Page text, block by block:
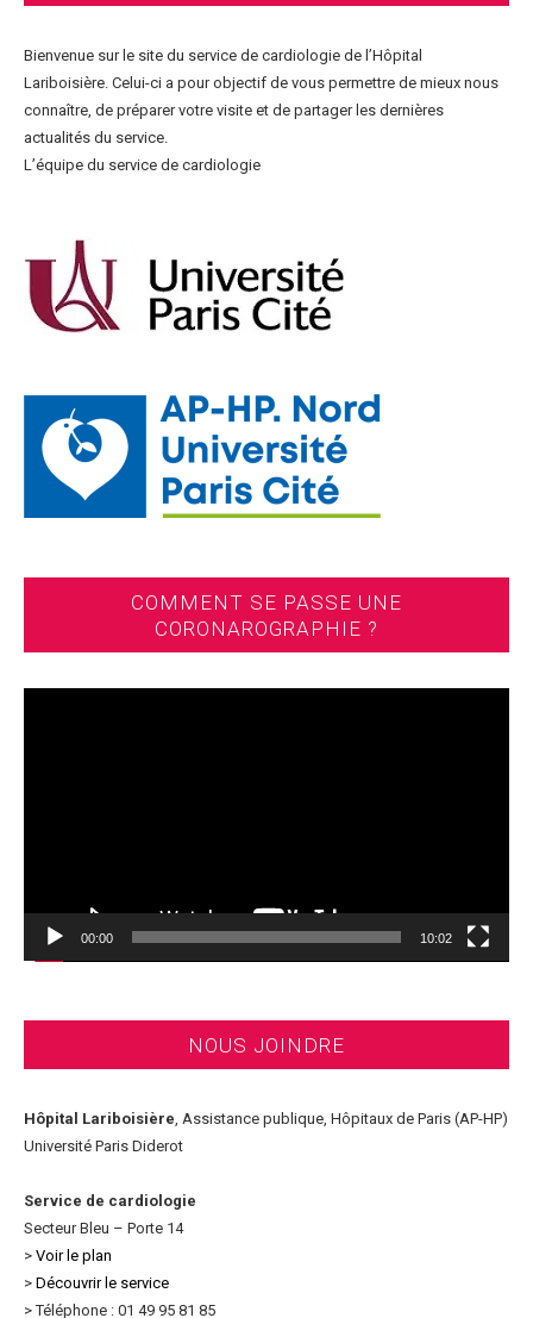
Bienvenue sur le site du service de cardiologie de l’Hôpital
Lariboisière. Celui-ci a pour objectif de vous permettre de mieux nous
connaître, de préparer votre visite et de partager les dernières
actualités du service.
L’équipe du service de cardiologie
COMMENT SE PASSE UNE
CORONAROGRAPHIE ?
00:00 10:02
NOUS JOINDRE
Hôpital Lariboisière, Assistance publique, Hôpitaux de Paris (AP-HP)
Université Paris Diderot
Service de cardiologie
Secteur Bleu – Porte 14
> Voir le plan
> Découvrir le service
> Téléphone : 01 49 95 81 85